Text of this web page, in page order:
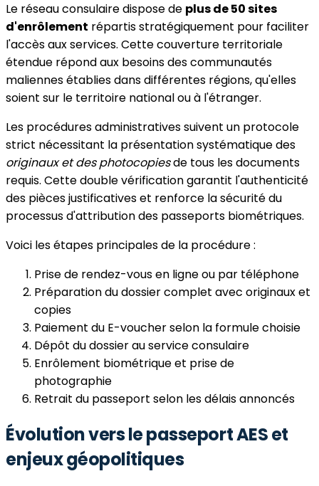
Le réseau consulaire dispose de plus de 50 sites
d'enrôlement répartis stratégiquement pour faciliter
l'accès aux services. Cette couverture territoriale
étendue répond aux besoins des communautés
maliennes établies dans différentes régions, qu'elles
soient sur le territoire national ou à l'étranger.
Les procédures administratives suivent un protocole
strict nécessitant la présentation systématique des
originaux et des photocopiesde tous les documents
requis. Cette double vérification garantit l'authenticité
des pièces justificatives et renforce la sécurité du
processus d'attribution des passeports biométriques.
Voici les étapes principales de la procédure :
Prise de rendez-vous en ligne ou par téléphone
Préparation du dossier complet avec originaux et
copies
Paiement du E-voucher selon la formule choisie
Dépôt du dossier au service consulaire
Enrôlement biométrique et prise de
photographie
Retrait du passeport selon les délais annoncés
Évolution vers le passeport AES et
enjeux géopolitiques